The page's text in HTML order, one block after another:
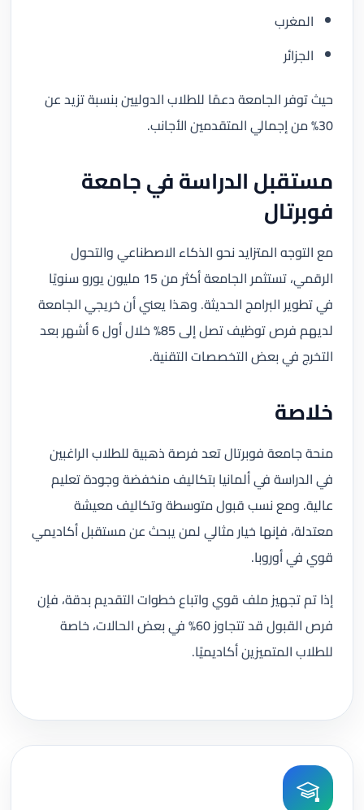
المغرب
الجزائر
حيث توفر الجامعة دعمًا للطلاب الدوليين بنسبة تزيد عن
30% من إجمالي المتقدمين الأجانب.
مستقبل الدراسة في جامعة
فوبرتال
مع التوجه المتزايد نحو الذكاء الاصطناعي والتحول
الرقمي، تستثمر الجامعة أكثر من 15 مليون يورو سنويًا
في تطوير البرامج الحديثة. وهذا يعني أن خريجي الجامعة
لديهم فرص توظيف تصل إلى 85% خلال أول 6 أشهر بعد
التخرج في بعض التخصصات التقنية.
خلاصة
منحة جامعة فوبرتال تعد فرصة ذهبية للطلاب الراغبين
في الدراسة في ألمانيا بتكاليف منخفضة وجودة تعليم
عالية. ومع نسب قبول متوسطة وتكاليف معيشة
معتدلة، فإنها خيار مثالي لمن يبحث عن مستقبل أكاديمي
قوي في أوروبا.
إذا تم تجهيز ملف قوي واتباع خطوات التقديم بدقة، فإن
فرص القبول قد تتجاوز 60% في بعض الحالات، خاصة
للطلاب المتميزين أكاديميًا.